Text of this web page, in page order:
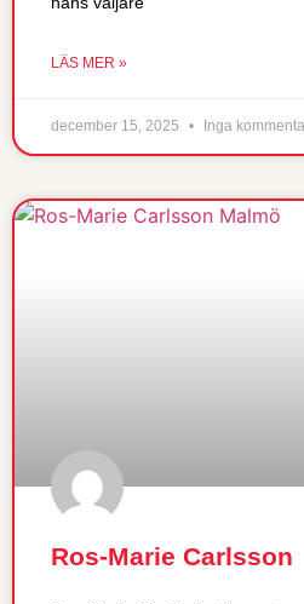
LÄS MER »
december 15, 2025 Inga
Ros-Marie Carlsson